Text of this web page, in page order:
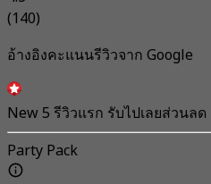
(140)
อ้างอิงคะแนนรีวิวจาก Google
New 5 รีวิวแรก รับไปเลยส่วนลด
Party Pack